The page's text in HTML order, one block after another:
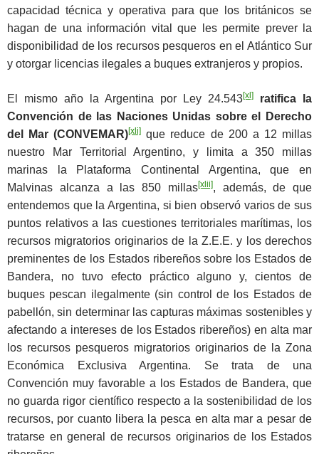
capacidad técnica y operativa para que los británicos se
hagan de una información vital que les permite prever la
disponibilidad de los recursos pesqueros en el Atlántico Sur
y otorgar licencias ilegales a buques extranjeros y propios.
El mismo año la Argentina por Ley 24.543[xl]
ratifica la
Convención de las Naciones Unidas sobre el Derecho
del Mar (CONVEMAR)[xli] que reduce de 200 a 12 millas
nuestro Mar Territorial Argentino, y limita a 350 millas
marinas la Plataforma Continental Argentina, que en
Malvinas alcanza a las 850 millas[xlii], además, de que
entendemos que la Argentina, si bien observó varios de sus
puntos relativos a las cuestiones territoriales marítimas, los
recursos migratorios originarios de la Z.E.E. y los derechos
preminentes de los Estados ribereños sobre los Estados de
Bandera, no tuvo efecto práctico alguno y, cientos de
buques pescan ilegalmente (sin control de los Estados de
pabellón, sin determinar las capturas máximas sostenibles y
afectando a intereses de los Estados ribereños) en alta mar
los recursos pesqueros migratorios originarios de la Zona
Económica Exclusiva Argentina. Se trata de una
Convención muy favorable a los Estados de Bandera, que
no guarda rigor científico respecto a la sostenibilidad de los
recursos, por cuanto libera la pesca en alta mar a pesar de
tratarse en general de recursos originarios de los Estados